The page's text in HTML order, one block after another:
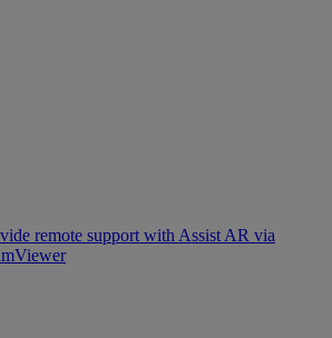
remote support with Assist AR via